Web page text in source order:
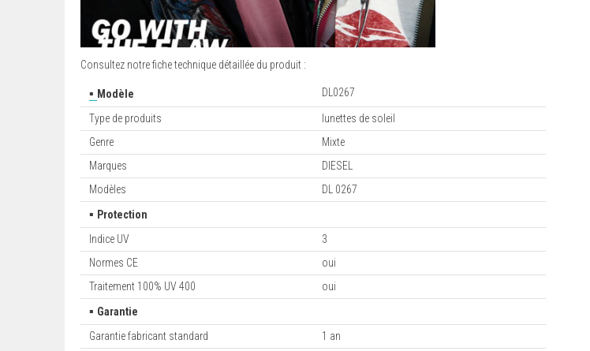
Consultez notre fiche technique détaillée du produit :
▪ Modèle DL0267
Type de produits
lunettes de soleil
Genre
Mixte
Marques
DIESEL
Modèles
DL 0267
▪ Protection
Indice UV
3
Normes CE
oui
Traitement 100% UV 400
oui
▪ Garantie
Garantie fabricant standard
1 an